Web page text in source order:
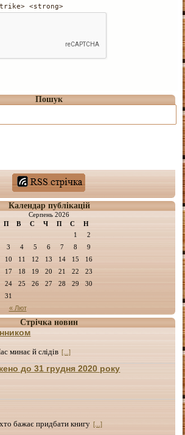
<strong>
Пошук
Календар публікацій
Серпень 2026
П
В С Ч П С Н
« Лют
1
2
3
4 5 6 7 8
9
10
11 12 13 14 15
16
17
18 19 20 21 22
23
24
25 26 27 28 29
30
31
Стрічка новин
слідів [...]
до 31 грудня 2020 року
бажає придбати книгу [...]